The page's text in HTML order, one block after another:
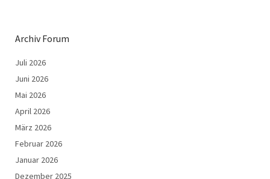
Archiv Forum
Juli 2026
Juni 2026
Mai 2026
April 2026
März 2026
Februar 2026
Januar 2026
Dezember 2025